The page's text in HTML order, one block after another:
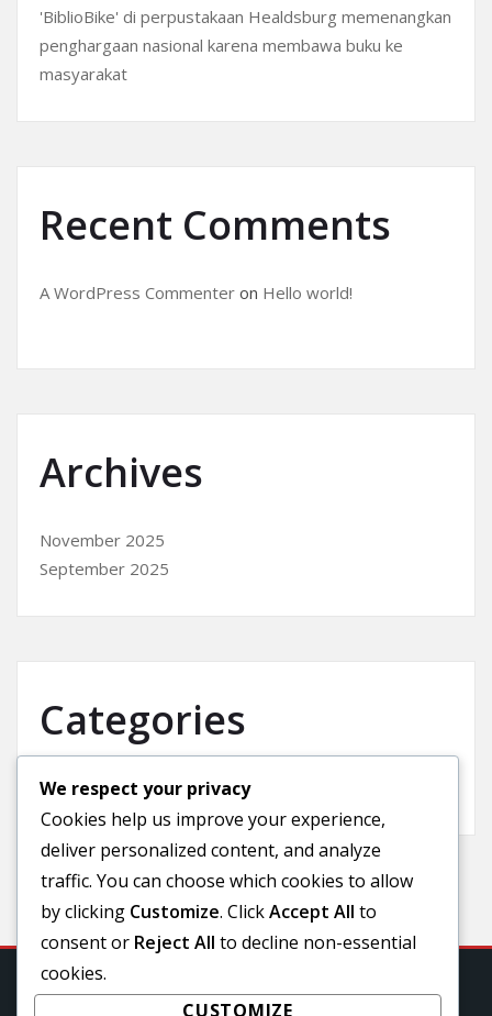
'BiblioBike' di perpustakaan Healdsburg memenangkan
penghargaan nasional karena membawa buku ke
masyarakat
Recent Comments
A WordPress Commenter on Hello world!
Archives
November 2025
September 2025
Categories
Uncategorized
We respect your privacy
Cookies help us improve your experience,
deliver personalized content, and analyze
traffic. You can choose which cookies to allow
by clicking Customize. ClickAccept All to
consent or Reject All to decline non-essential
cookies.
CUSTOMIZE